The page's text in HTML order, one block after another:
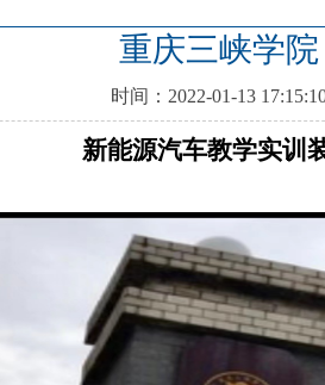
重庆三峡学院
时间：2022-01-13
新能源汽车教学实训